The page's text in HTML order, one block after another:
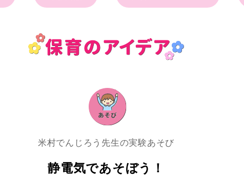
米村でんじろう先生の実験あそび
静電気であそぼう！